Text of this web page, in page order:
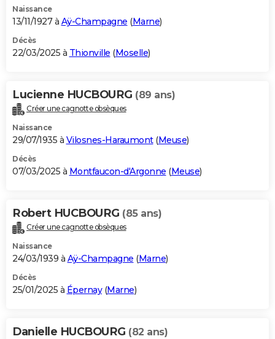
Dictionnaire
Biographies
Citations
Expressions
Proverbes
PROGRAMME TV
S'inscrire
Se connecter
Lycées
Collèges
Primaires
Universités
Entreprises
Service militaire
Avis de recherche
AVIS DE DÉCÈS
Bricolage
Lifestyle
Culture
Sport
Auto
Television
Voyage
Cinema
Naissance
13/11/1927 à Aÿ-Champagne (Marne)
Décès
22/03/2025 à Thionville (Moselle)
Lucienne HUCBOURG (89 ans)
Créer une cagnotte obsèques
Naissance
29/07/1935 à Vilosnes-Haraumont(Meuse)
Décès
07/03/2025 à Montfaucon-d'Argonne (Meuse)
Robert HUCBOURG (85 ans)
Créer une cagnotte obsèques
Naissance
24/03/1939 à Aÿ-Champagne (Marne)
Décès
25/01/2025 à Épernay(Marne)
Danielle HUCBOURG (82 ans)